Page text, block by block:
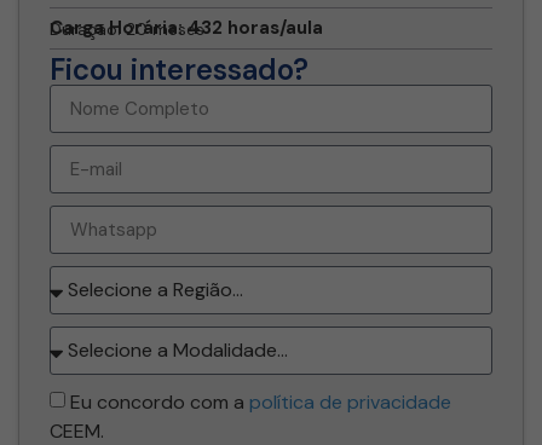
Carga Horária: 432 horas/aula
Duração: 20 meses
Ficou interessado?
Eu concordo com a política de privacidade
CEEM.